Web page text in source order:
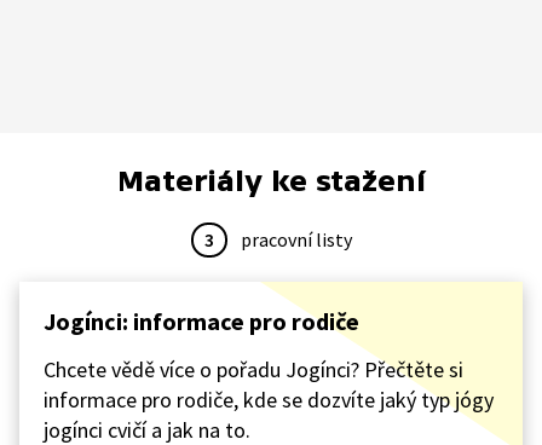
Materiály ke stažení
3 pracovní listy
Jogínci: informace pro rodiče
Chcete vědě více o pořadu Jogínci? Přečtěte si
informace pro rodiče, kde se dozvíte jaký typ jógy
jogínci cvičí a jak na to.